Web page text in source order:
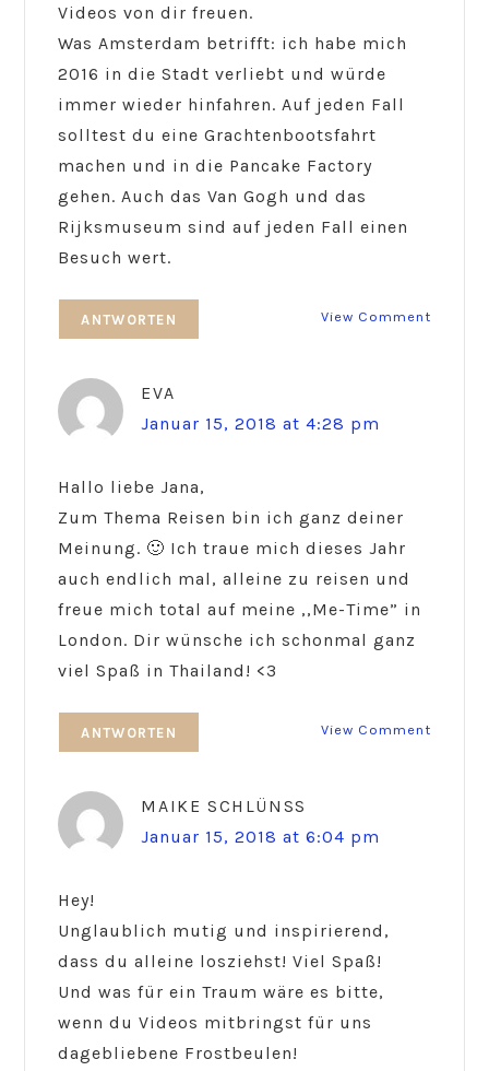
Videos von dir freuen.
Was Amsterdam betrifft: ich habe mich
2016 in die Stadt verliebt und würde
immer wieder hinfahren. Auf jeden Fall
solltest du eine Grachtenbootsfahrt
machen und in die Pancake Factory
gehen. Auch das Van Gogh und das
Rijksmuseum sind auf jeden Fall einen
Besuch wert.
View Comment
ANTWORTEN
EVA
Januar 15, 2018 at 4:28 pm
Hallo liebe Jana,
Zum Thema Reisen bin ich ganz deiner
Meinung. 🙂 Ich traue mich dieses Jahr
auch endlich mal, alleine zu reisen und
freue mich total auf meine ,,Me-Time” in
London. Dir wünsche ich schonmal ganz
viel Spaß in Thailand! <3
View Comment
ANTWORTEN
MAIKE SCHLÜNSS
Januar 15, 2018 at 6:04 pm
Hey!
Unglaublich mutig und inspirierend,
dass du alleine losziehst! Viel Spaß!
Und was für ein Traum wäre es bitte,
wenn du Videos mitbringst für uns
dagebliebene Frostbeulen!